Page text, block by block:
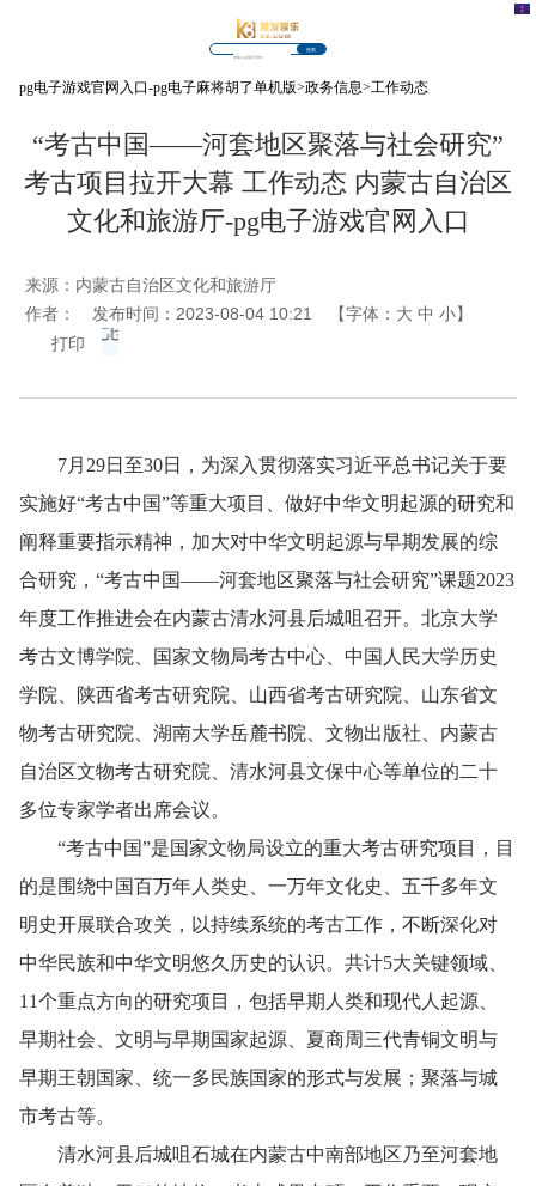
搜索
pg电子游戏官网入口-pg电子麻将胡了单机版>政务信息>工作动态
“考古中国——河套地区聚落与社会研究”
考古项目拉开大幕 工作动态 内蒙古自治区
文化和旅游厅-pg电子游戏官网入口
来源： 内蒙古自治区文化和旅游厅
作者：
发布时间：2023-08-04 10:21 【字体： 大 中 小】
打印
7月29日至30日，为深入贯彻落实习近平总书记关于要
实施好“考古中国”等重大项目、做好中华文明起源的研究和
阐释重要指示精神，加大对中华文明起源与早期发展的综
合研究，“考古中国——河套地区聚落与社会研究”课题2023
年度工作推进会在内蒙古清水河县后城咀召开。北京大学
考古文博学院、国家文物局考古中心、中国人民大学历史
学院、陕西省考古研究院、山西省考古研究院、山东省文
物考古研究院、湖南大学岳麓书院、文物出版社、内蒙古
自治区文物考古研究院、清水河县文保中心等单位的二十
多位专家学者出席会议。
“考古中国”是国家文物局设立的重大考古研究项目，目
的是围绕中国百万年人类史、一万年文化史、五千多年文
明史开展联合攻关，以持续系统的考古工作，不断深化对
中华民族和中华文明悠久历史的认识。共计5大关键领域、
11个重点方向的研究项目，包括早期人类和现代人起源、
早期社会、文明与早期国家起源、夏商周三代青铜文明与
早期王朝国家、统一多民族国家的形式与发展；聚落与城
市考古等。
清水河县后城咀石城在内蒙古中南部地区乃至河套地